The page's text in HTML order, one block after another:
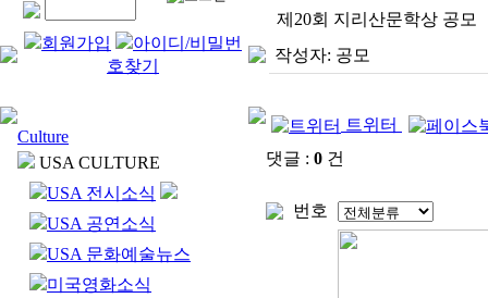
회원가입
아이디/비밀번
호찾기
Culture
USA CULTURE
USA 전시소식
USA 공연소식
USA 문화예술뉴스
미국영화소식
제20회 지리산문학상 공모
작성자: 공모
트위터
댓글 : 0 건
번호